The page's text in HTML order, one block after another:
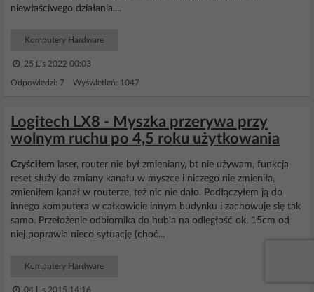
niewłaściwego działania....
Komputery Hardware
25 Lis 2022 00:03
Odpowiedzi: 7 Wyświetleń: 1047
Logitech LX8 - Myszka przerywa przy
wolnym ruchu po 4,5 roku użytkowania
Czyściłem laser, router nie był zmieniany, bt nie używam, funkcja
reset służy do zmiany kanału w myszce i niczego nie zmieniła,
zmieniłem kanał w routerze, też nic nie dało. Podłączyłem ją do
innego komputera w całkowicie innym budynku i zachowuje się tak
samo. Przełożenie odbiornika do hub'a na odległość ok. 15cm od
niej poprawia nieco sytuację (choć...
Komputery Hardware
04 Lis 2015 14:16